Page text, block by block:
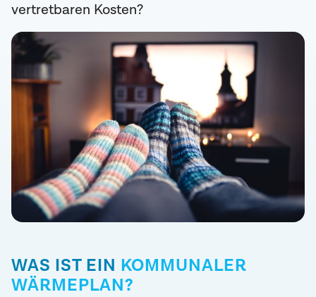
vertretbaren Kosten?
WAS IST EIN KOMMUNALER
WÄRMEPLAN?